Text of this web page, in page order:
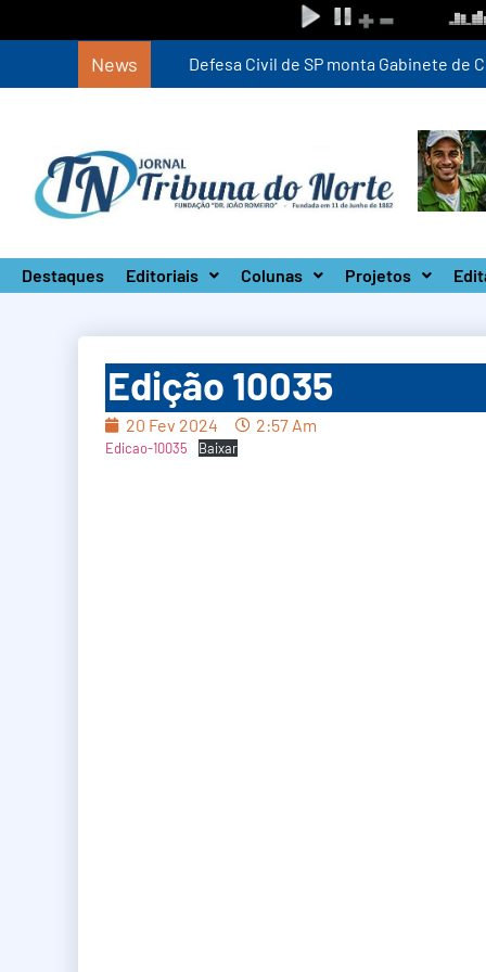
News Defesa Civil de SP monta Gabinete de
Destaques Editoriais Colunas Projetos
Edição 10035
20 Fev 2024 2:57 Am
Edicao-10035 Baixar